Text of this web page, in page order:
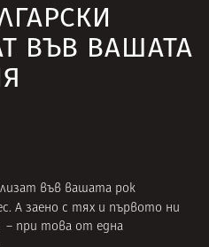
ВЪВ ВАШАТА
във вашата рок
А заено с тях и първото ни
– при това от една